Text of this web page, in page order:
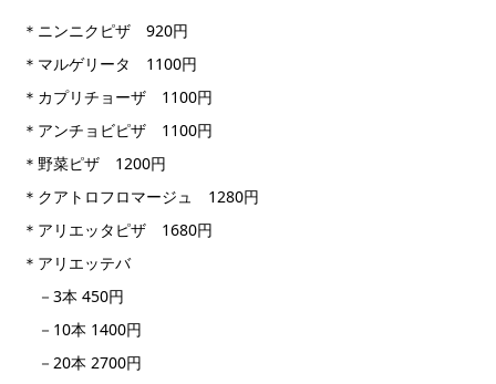
＊ニンニクピザ 920円
＊マルゲリータ 1100円
＊カプリチョーザ 1100円
＊アンチョビピザ 1100円
＊野菜ピザ 1200円
＊クアトロフロマージュ 1280円
＊アリエッタピザ 1680円
＊アリエッテバ
－3本 450円
－10本 1400円
－20本 2700円